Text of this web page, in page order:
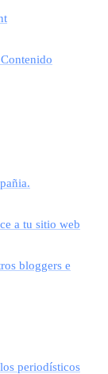
a tu sitio web
bloggers e
periodísticos